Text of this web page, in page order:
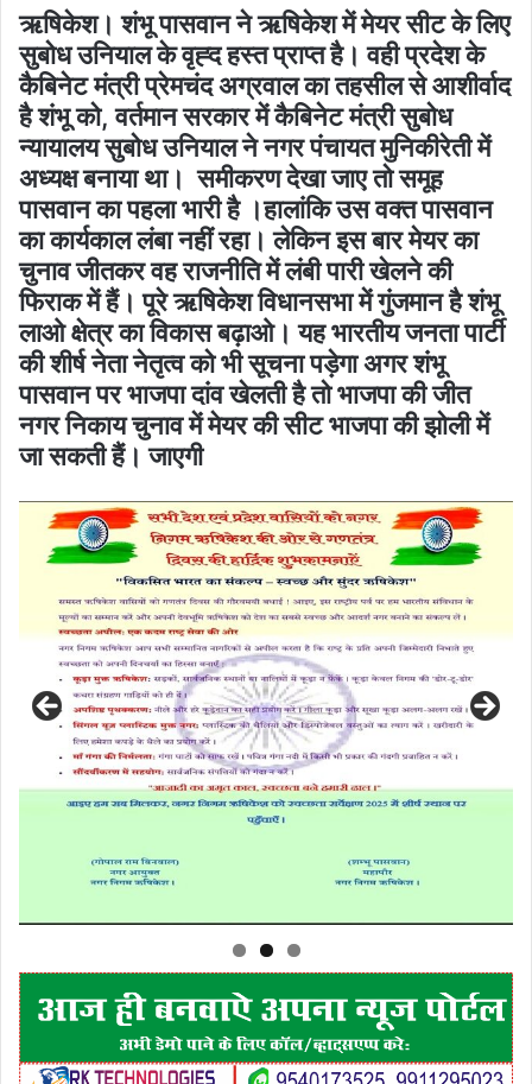
ऋ​षिकेश। शंभू पासवान ने ऋ​षिकेश में मेयर सीट के लिए
सुबोध उनियाल के वृह्द हस्त प्राप्त है। वही प्रदेश के
कैबिनेट मंत्री प्रेमचंद अग्रवाल का तहसील से आशीर्वाद
है शंभू को, वर्तमान सरकार में कैबिनेट मंत्री सुबोध
न्यायालय सुबोध​ उनियाल ने नगर पंचायत मुनिकीरेती में
अध्यक्ष बनाया था। समीकरण देखा जाए तो समूह
पासवान का पहला भारी है ।हालांकि उस वक्त पासवान
का कार्यकाल लंबा नहीं रहा। लेकिन इस बार मेयर का
चुनाव जीतकर वह राजनीति में लंबी पारी खेलने की
फिराक में हैं। पूरे ऋषिकेश विधानसभा में गुंजमान है शंभू
लाओ क्षेत्र का विकास बढ़ाओ। यह भारतीय जनता पार्टी
की शीर्ष नेता नेतृत्व को भी सूचना पड़ेगा अगर शंभू
पासवान पर भाजपा दांव खेलती है तो भाजपा की जीत
नगर निकाय चुनाव में मेयर की सीट भाजपा की झोली में
जा सकती हैं। जाएगी